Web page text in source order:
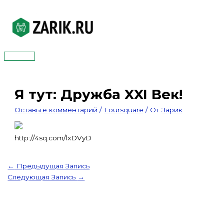
содержимому
Главное
Я тут: Дружба XXI Век!
Оставьте комментарий / Foursquare / ОтЗарик
http://4sq.com/lxDVyD
← Предыдущая Запись
Следующая Запись →